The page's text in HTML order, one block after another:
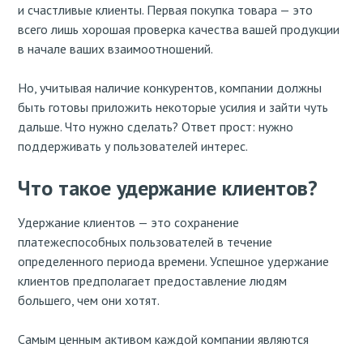
и счастливые клиенты. Первая покупка товара — это
всего лишь хорошая проверка качества вашей продукции
в начале ваших взаимоотношений.
Но, учитывая наличие конкурентов, компании должны
быть готовы приложить некоторые усилия и зайти чуть
дальше. Что нужно сделать? Ответ прост: нужно
поддерживать у пользователей интерес.
Что такое удержание клиентов?
Удержание клиентов — это сохранение
платежеспособных пользователей в течение
определенного периода времени. Успешное удержание
клиентов предполагает предоставление людям
большего, чем они хотят.
Самым ценным активом каждой компании являются